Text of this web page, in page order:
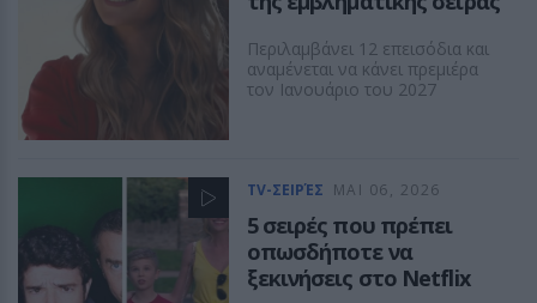
Περιλαμβάνει 12 επεισόδια και
αναμένεται να κάνει πρεμιέρα
τον Ιανουάριο του 2027
TV-ΣΕΙΡΈΣ ΜΑΙ 06, 2026
5 σειρές που πρέπει
οπωσδήποτε να
ξεκινήσεις στο Netflix